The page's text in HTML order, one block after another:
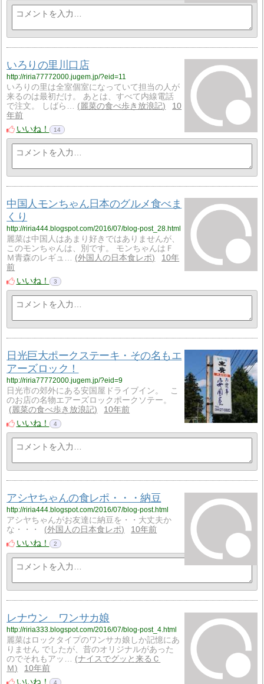
いろりの里川口店
http://riria77772000.jugem.jp/?eid=11
いろりの里は全室個室になっていて担当の人が
来るのは最初だけ。 あとは、すべて内線電話
で注文。 しばら…
麗菜の食べ歩き放浪記
10
年前
いいね！
14
中国人モンちゃん日本のグルメ食べま
くり
http://riria444.blogspot.com/2016/07/blog-post_28.html
麗菜は中国人はあまり好きではありませんが、
このモンちゃんは、別です。 モンちゃんはＦ
Ｍ青森のレギュ…
外国人の日本食レポ
10年
前
いいね！
3
日光巨大ポークステーキ・その名もエ
アーズロック！
http://riria77772000.jugem.jp/?eid=9
日光市の郊外にある安国屋ドライブイン。 こ
のお店の名物エアーズロックポークソテー。
麗菜の食べ歩き放浪記
10年前
いいね！
4
アシヤちゃんの食レポ・・・納豆
http://riria444.blogspot.com/2016/07/blog-post.html
アシヤちゃんがお友達に納豆を・・大丈夫か
な・・・
外国人の日本食レポ
10年前
いいね！
2
レナウン ワンサカ娘
http://riria333.blogspot.com/2016/07/blog-post_4.html
麗菜はロックタイプのワンサカ娘しか記憶にあ
りません でしたが、昔のオリジナルがあった
のでそれもアッ…
ナイスでグッと来るＣ
Ｍ
10年前
いいね！
4